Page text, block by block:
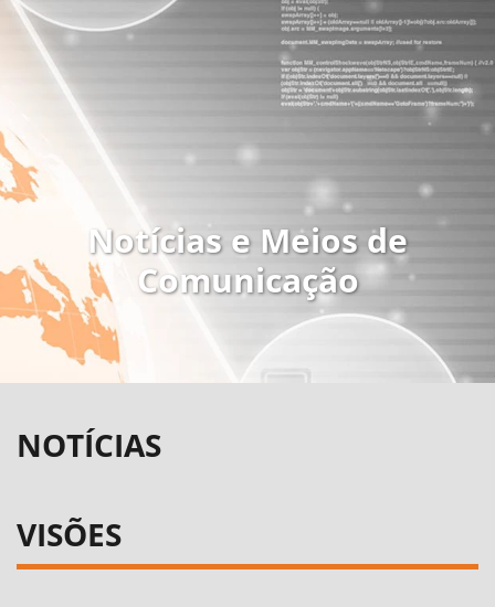
Notícias e Meios de
Comunicação
NOTÍCIAS
VISÕES